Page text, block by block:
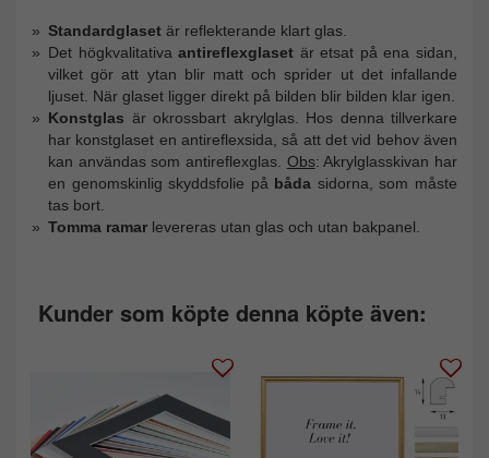
Standardglaset är reflekterande klart glas.
Det högkvalitativaantireflexglaset är etsat på ena sidan,
vilket gör att ytan blir matt och sprider ut det infallande
ljuset. När glaset ligger direkt på bilden blir bilden klar igen.
Konstglas är okrossbart akrylglas. Hos denna tillverkare
har konstglaset en antireflexsida, så att det vid behov även
kan användas som antireflexglas. Obs: Akrylglasskivan har
en genomskinlig skyddsfolie på båda sidorna, som måste
tas bort.
Tomma ramar levereras utan glas och utan bakpanel.
Kunder som köpte denna köpte även: